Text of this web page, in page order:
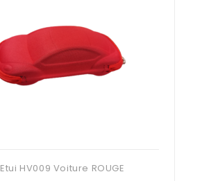
Etui HV009 Voiture ROUGE